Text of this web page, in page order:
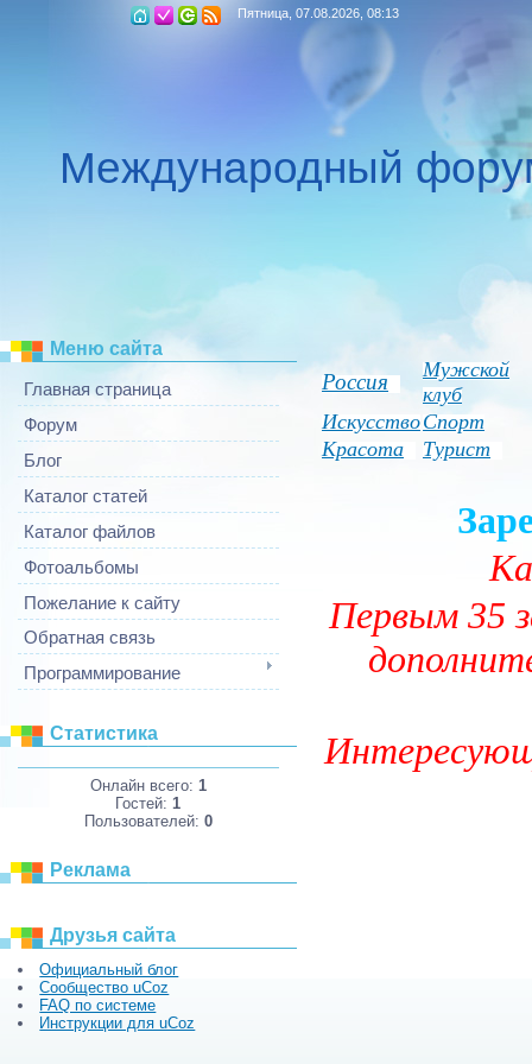
Пятница, 07.08.2026, 08:13
Международный
Меню сайта
Главная страница
Форум
Блог
Каталог статей
Каталог файлов
Фотоальбомы
Пожелание к сайту
Обратная связь
Программирование
Статистика
Онлайн всего: 1
Гостей: 1
Пользователей: 0
Реклама
Друзья сайта
Официальный блог
Сообщество uCoz
FAQ по системе
Инструкции для uCoz
Россия
Мужской
клуб
ИскусствоСпорт
Красота
Турист
Первым 35